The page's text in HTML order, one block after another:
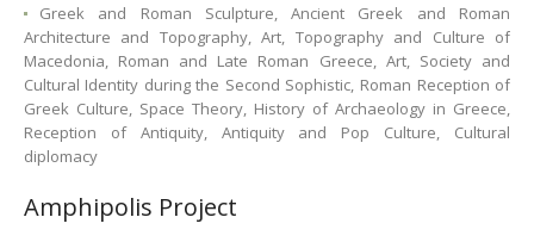
Greek and Roman Sculpture, Ancient Greek and Roman
Architecture and Topography, Art, Topography and Culture of
Macedonia, Roman and Late Roman Greece, Art, Society and
Cultural Identity during the Second Sophistic, Roman Reception of
Greek Culture, Space Theory, History of Archaeology in Greece,
Reception of Antiquity, Antiquity and Pop Culture, Cultural
diplomacy
Amphipolis Project